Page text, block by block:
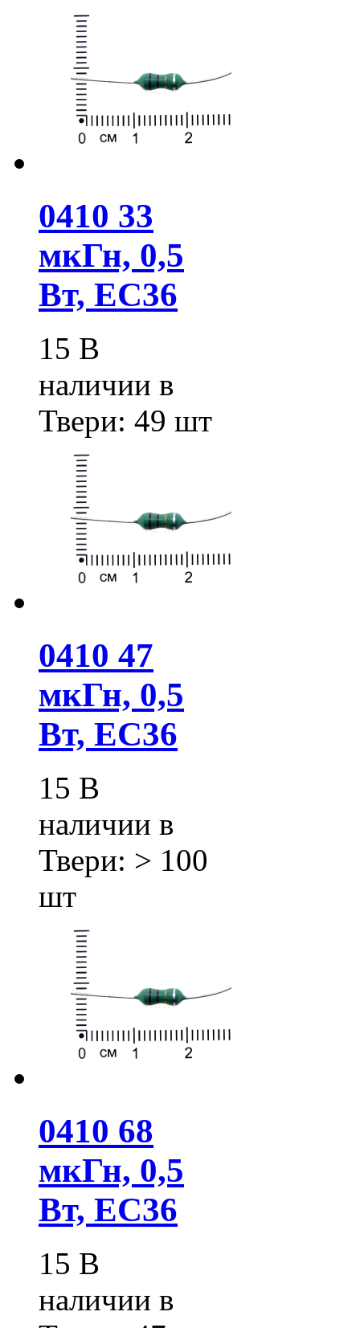
0410 33
мкГн, 0,5
Вт, EC36
15 В
наличии в
Твери: 49 шт
0410 47
мкГн, 0,5
Вт, EC36
15 В
наличии в
Твери: > 100
шт
0410 68
мкГн, 0,5
Вт, EC36
15 В
наличии в